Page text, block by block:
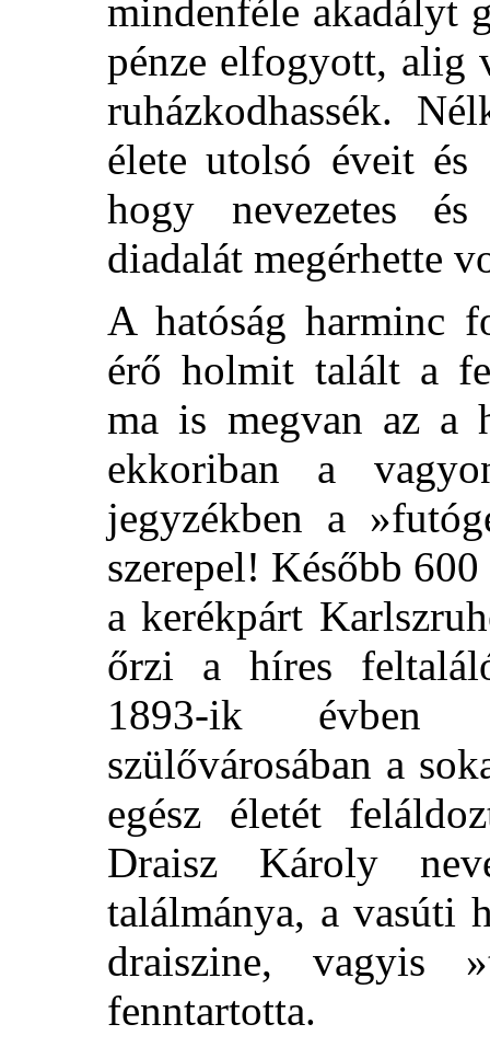
mindenféle akadályt
pénze elfogyott, alig
ruházkodhassék.
élete utolsó éveit és
hogy nevezetes és
diadalát megérhette
A hatóság harminc
érő holmit talált a
ma is megvan az a
ekkoriban a
jegyzékben a
szerepel! Később
a kerékpárt
őrzi a híres
1893-ik évben
szülővárosában a
egész életét
Draisz Károly
találmánya, a vasúti
draiszine, vagyis
fenntartotta.